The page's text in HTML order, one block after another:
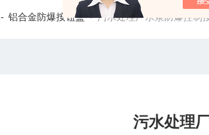
-铝合金防爆按钮盒-污水处理厂水泵防爆控制
污水处理